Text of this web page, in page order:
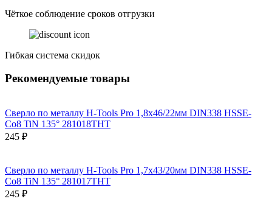
Чёткое соблюдение сроков отгрузки
Гибкая система скидок
Рекомендуемые товары
Сверло по металлу H-Tools Pro 1,8x46/22мм DIN338 HSSE-
Co8 TiN 135° 281018THT
245 ₽
Сверло по металлу H-Tools Pro 1,7x43/20мм DIN338 HSSE-
Co8 TiN 135° 281017THT
245 ₽